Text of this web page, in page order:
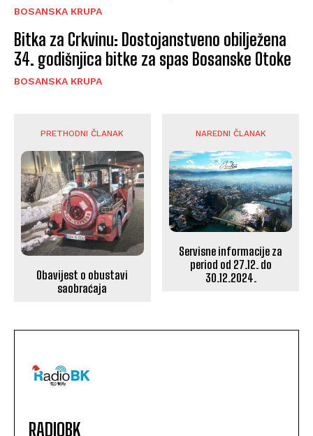
BOSANSKA KRUPA
Bitka za Crkvinu: Dostojanstveno obilježena
34. godišnjica bitke za spas Bosanske Otoke
BOSANSKA KRUPA
PRETHODNI ČLANAK
Obavijest o obustavi
saobraćaja
NAREDNI ČLANAK
Servisne informacije za
period od 27.12. do
30.12.2024.
RADIOBK